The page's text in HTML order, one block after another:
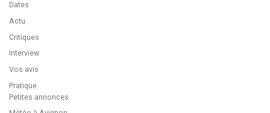
Dates
Actu
Critiques
Interview
Vos avis
Pratique
Petites annonces